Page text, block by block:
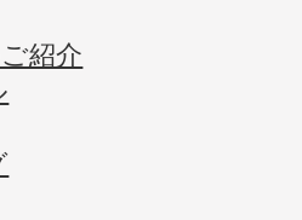
紹介